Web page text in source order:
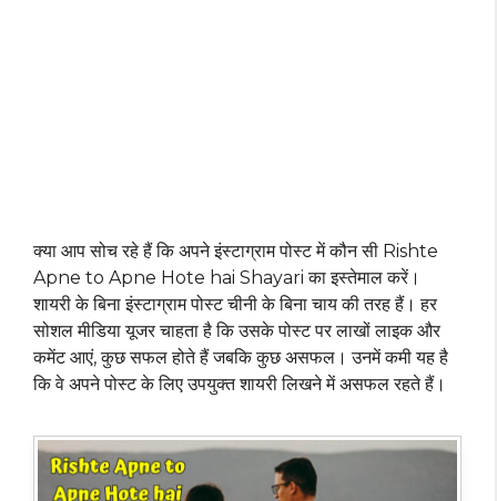
क्या आप सोच रहे हैं कि अपने इंस्टाग्राम पोस्ट में कौन सी Rishte
Apne to Apne Hote hai Shayari का इस्तेमाल करें।
शायरी के बिना इंस्टाग्राम पोस्ट चीनी के बिना चाय की तरह हैं। हर
सोशल मीडिया यूजर चाहता है कि उसके पोस्ट पर लाखों लाइक और
कमेंट आएं, कुछ सफल होते हैं जबकि कुछ असफल। उनमें कमी यह है
कि वे अपने पोस्ट के लिए उपयुक्त शायरी लिखने में असफल रहते हैं।